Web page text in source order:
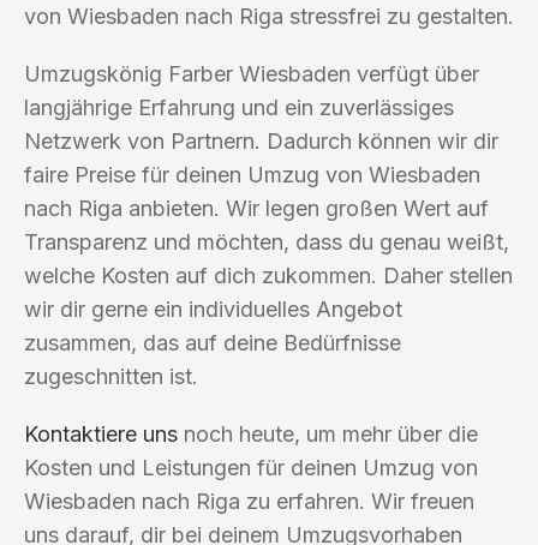
von Wiesbaden nach Riga stressfrei zu gestalten.
Umzugskönig Farber Wiesbaden verfügt über
langjährige Erfahrung und ein zuverlässiges
Netzwerk von Partnern. Dadurch können wir dir
faire Preise für deinen Umzug von Wiesbaden
nach Riga anbieten. Wir legen großen Wert auf
Transparenz und möchten, dass du genau weißt,
welche Kosten auf dich zukommen. Daher stellen
wir dir gerne ein individuelles Angebot
zusammen, das auf deine Bedürfnisse
zugeschnitten ist.
Kontaktiere uns noch heute, um mehr über die
Kosten und Leistungen für deinen Umzug von
Wiesbaden nach Riga zu erfahren. Wir freuen
uns darauf, dir bei deinem Umzugsvorhaben